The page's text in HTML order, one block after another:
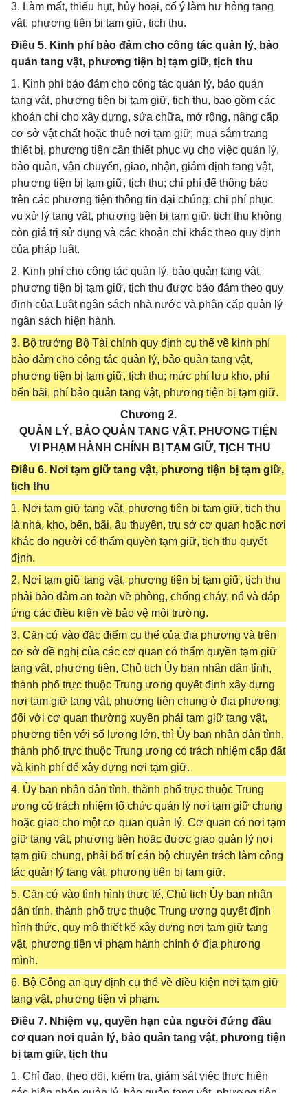
3. Làm mất, thiếu hụt, hủy hoại, cố ý làm hư hỏng tang
vật, phương tiện bị tạm giữ, tịch thu.
Điều 5. Kinh phí bảo đảm cho công tác quản lý, bảo
quản tang vật, phương tiện bị tạm giữ, tịch thu
1. Kinh phí bảo đảm cho công tác quản lý, bảo quản
tang vật, phương tiện bị tạm giữ, tịch thu, bao gồm các
khoản chi cho xây dựng, sửa chữa, mở rộng, nâng cấp
cơ sở vật chất hoặc thuê nơi tạm giữ; mua sắm trang
thiết bị, phương tiện cần thiết phục vụ cho việc quản lý,
bảo quản, vận chuyển, giao, nhận, giám định tang vật,
phương tiện bị tạm giữ, tịch thu; chi phí để thông báo
trên các phương tiện thông tin đại chúng; chi phí phục
vụ xử lý tang vật, phương tiện bị tạm giữ, tịch thu không
còn giá trị sử dụng và các khoản chi khác theo quy định
của pháp luật.
2. Kinh phí cho công tác quản lý, bảo quản tang vật,
phương tiện bị tạm giữ, tịch thu được bảo đảm theo quy
định của Luật ngân sách nhà nước và phân cấp quản lý
ngân sách hiện hành.
3. Bộ trưởng Bộ Tài chính quy định cụ thể về kinh phí
bảo đảm cho công tác quản lý, bảo quản tang vật,
phương tiện bị tạm giữ, tịch thu; mức phí lưu kho, phí
bến bãi, phí bảo quản tang vật, phương tiện bị tạm giữ.
Chương 2.
QUẢN LÝ, BẢO QUẢN TANG VẬT, PHƯƠNG TIỆN
VI PHẠM HÀNH CHÍNH BỊ TẠM GIỮ, TỊCH THU
Điều 6. Nơi tạm giữ tang vật, phương tiện bị tạm giữ,
tịch thu
1. Nơi tạm giữ tang vật, phương tiện bị tạm giữ, tịch thu
là nhà, kho, bến, bãi, âu thuyền, trụ sở cơ quan hoặc nơi
khác do người có thẩm quyền tạm giữ, tịch thu quyết
định.
2. Nơi tạm giữ tang vật, phương tiện bị tạm giữ, tịch thu
phải bảo đảm an toàn về phòng, chống cháy, nổ và đáp
ứng các điều kiện về bảo vệ môi trường.
3. Căn cứ vào đặc điểm cụ thể của địa phương và trên
cơ sở đề nghị của các cơ quan có thẩm quyền tạm giữ
tang vật, phương tiện, Chủ tịch Ủy ban nhân dân tỉnh,
thành phố trực thuộc Trung ương quyết định xây dựng
nơi tạm giữ tang vật, phương tiện chung ở địa phương;
đối với cơ quan thường xuyên phải tạm giữ tang vật,
phương tiện với số lượng lớn, thì Ủy ban nhân dân tỉnh,
thành phố trực thuộc Trung ương có trách nhiệm cấp đất
và kinh phí để xây dựng nơi tạm giữ.
4. Ủy ban nhân dân tỉnh, thành phố trực thuộc Trung
ương có trách nhiệm tổ chức quản lý nơi tạm giữ chung
hoặc giao cho một cơ quan quản lý. Cơ quan có nơi tạm
giữ tang vật, phương tiện hoặc được giao quản lý nơi
tạm giữ chung, phải bố trí cán bộ chuyên trách làm công
tác quản lý tang vật, phương tiện bị tạm giữ.
5. Căn cứ vào tình hình thực tế, Chủ tịch Ủy ban nhân
dân tỉnh, thành phố trực thuộc Trung ương quyết định
hình thức, quy mô thiết kế xây dựng nơi tạm giữ tang
vật, phương tiện vi phạm hành chính ở địa phương
mình.
6. Bộ Công an quy định cụ thể về điều kiện nơi tạm giữ
tang vật, phương tiện vi phạm.
Điều 7. Nhiệm vụ, quyền hạn của người đứng đầu
cơ quan nơi quản lý, bảo quản tang vật, phương tiện
bị tạm giữ, tịch thu
1. Chỉ đạo, theo dõi, kiểm tra, giám sát việc thực hiện